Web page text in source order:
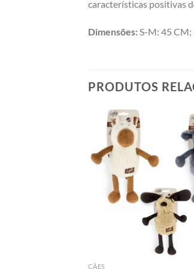
características positivas
Dimensões: S-M: 45
PRODUTOS
CÃES